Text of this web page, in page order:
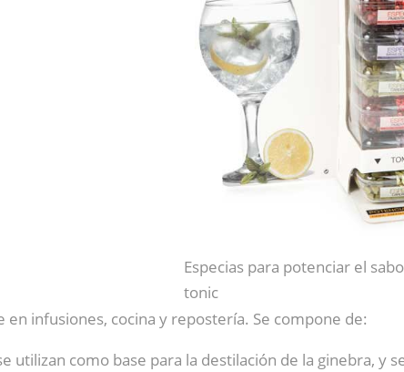
Especias para potenciar el
tonic
infusiones, cocina y repostería. Se compone de:
utilizan como base para la destilación de la ginebra, y